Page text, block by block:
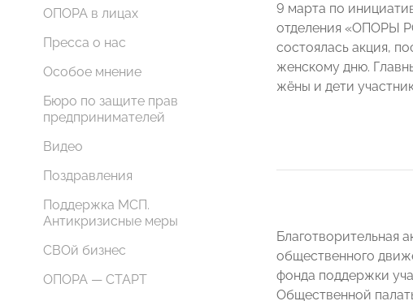
ОПОРА в лицах
Пресса о нас
Особое мнение
Бюро по защите прав
предпринимателей
Видео
Поздравления
Поддержка МСП.
Антикризисные меры
СВОй бизнес
ОПОРА — СТАРТ
9 марта по
отделения «ОПОРЫ
состоялась акция,
женскому дню.
жёны и дети
Благотворительная
общественного
фонда поддержки
Общественной